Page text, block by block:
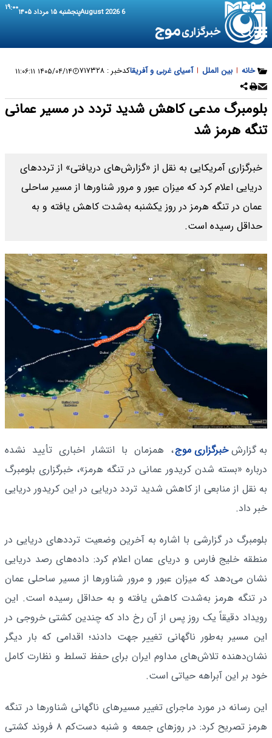
6 August 2026 پنجشنبه ۱۵ مرداد ۱۴۰۵ ۱۹:۰۰
خانه | بین الملل | آسیای غربی و آفریقاکدخبر : ۷۱۷۳۲۸ ۱۴۰۵/۰۴/۱۴ ۱۱:۰۶:۱۱
بلومبرگ مدعی کاهش شدید تردد در مسیر عمانی
تنگه هرمز شد
خبرگزاری آمریکایی به نقل از «گزارش‌های دریافتی» از ترددهای
دریایی اعلام کرد که میزان عبور و مرور شناورها از مسیر ساحلی
عمان در تنگه هرمز در روز یکشنبه به‌شدت کاهش یافته و به
حداقل رسیده است.
به گزارشخبرگزاری موج، همزمان با انتشار اخباری تأیید نشده
درباره «بسته شدن کریدور عمانی در تنگه هرمز»، خبرگزاری بلومبرگ
به نقل از منابعی از کاهش شدید تردد دریایی در این کریدور دریایی
خبر داد.
بلومبرگ در گزارشی با اشاره به آخرین وضعیت ترددهای دریایی در
منطقه خلیج فارس و دریای عمان اعلام کرد: داده‌های رصد دریایی
نشان می‌دهد که میزان عبور و مرور شناورها از مسیر ساحلی عمان
در تنگه هرمز به‌شدت کاهش یافته و به حداقل رسیده است. این
رویداد دقیقاً یک روز پس از آن رخ داد که چندین کشتی خروجی در
این مسیر به‌طور ناگهانی تغییر جهت دادند؛ اقدامی که بار دیگر
نشان‌دهنده تلاش‌های مداوم ایران برای حفظ تسلط و نظارت کامل
خود بر این آبراهه حیاتی است.
این رسانه در مورد ماجرای تغییر مسیرهای ناگهانی شناورها در تنگه
هرمز تصریح کرد: در روزهای جمعه و شنبه دست‌کم ۸ فروند کشتی